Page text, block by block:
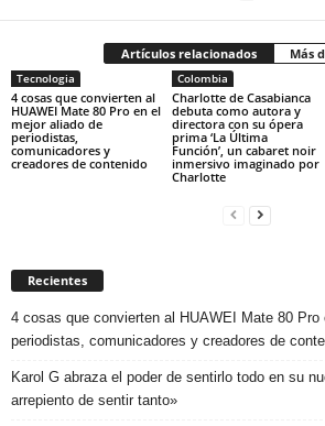
Artículos relacionados Más
Tecnologia
4 cosas que convierten al
HUAWEI Mate 80 Pro en el
mejor aliado de
periodistas,
comunicadores y
creadores de contenido
Colombia
Charlotte de Casabianca
debuta como autora y
directora con su ópera
prima ‘La Última
Función’, un cabaret noir
inmersivo imaginado por
Charlotte
Recientes
4 cosas que convierten al HUAWEI Mate 80 Pro
periodistas, comunicadores y creadores de
Karol G abraza el poder de sentirlo todo en su
arrepiento de sentir tanto»